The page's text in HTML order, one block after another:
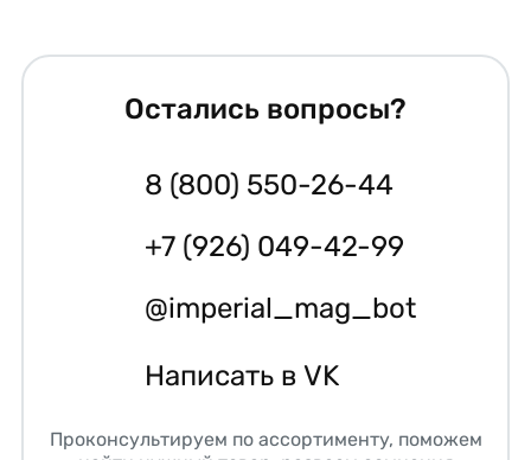
Остались вопросы?
8 (800) 550-26-44
+7 (926) 049-42-99
@imperial_mag_bot
Написать в VK
Проконсультируем по ассортименту, поможем